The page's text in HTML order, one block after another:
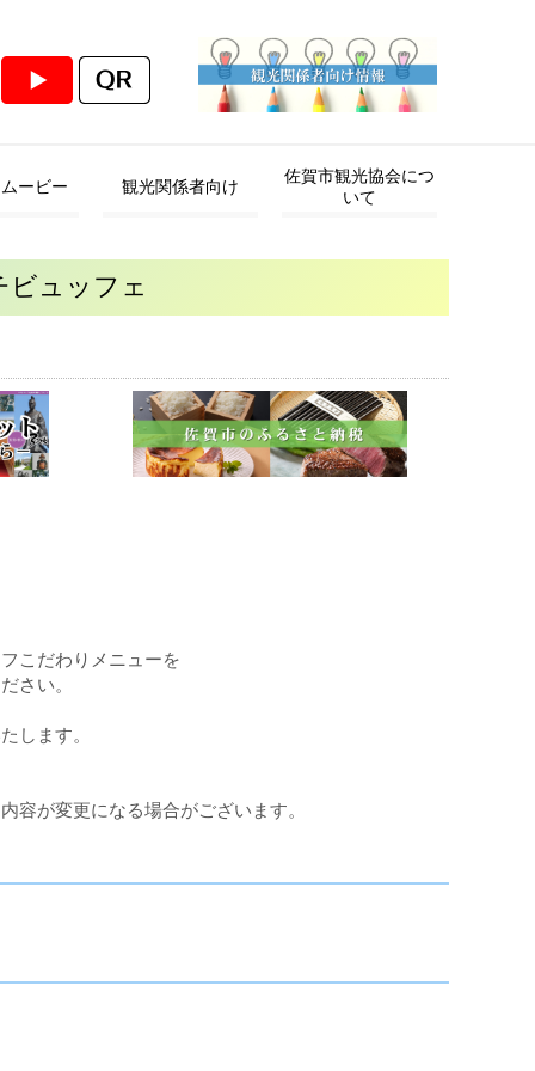
ービー 観光関係者向け
佐賀市観光協会につ
いて
ュッフェ
こだわりメニューを
さい。
します。
容が変更になる場合がございます。